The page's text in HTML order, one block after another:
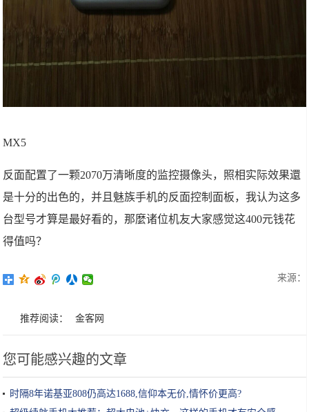
MX5
反面配置了一颗2070万清晰度的监控摄像头，照相实际效果還
是十分的出色的，并且魅族手机的反面控制面板，我认为这多
台型号才算是最好看的，那麼诸位机友大家感觉这400元钱花
得值吗？
来源：
推荐阅读： 金客网
您可能感兴趣的文章
时隔8年诺基亚808仍高达1688,信仰本无价,情怀价更高?